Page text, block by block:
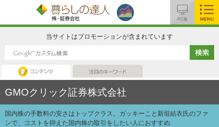
MENU
当サイトはプロモーションが含まれています
コンテンツ 注目のキーワード
GMOクリック証券株式会社
国内株の手数料の安さはトップクラス。ガッキーこと新垣結衣氏のファ
ンで、コストを抑えた国内株の取引をしたい人におすすめ